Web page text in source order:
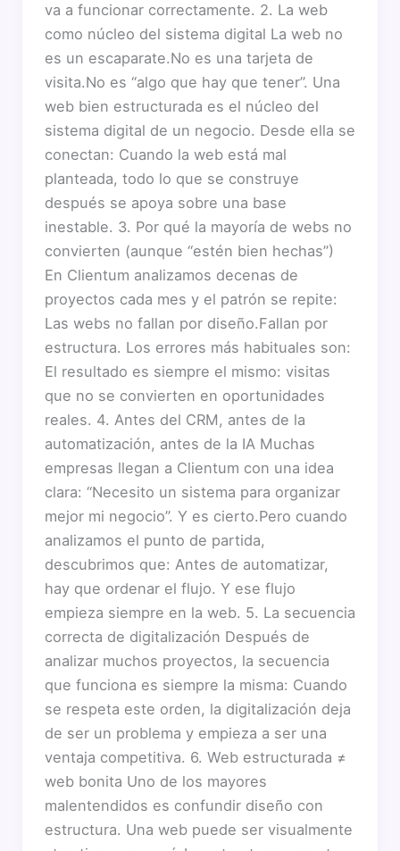
va a funcionar correctamente. 2. La web
como núcleo del sistema digital La web no
es un escaparate.No es una tarjeta de
visita.No es “algo que hay que tener”. Una
web bien estructurada es el núcleo del
sistema digital de un negocio. Desde ella se
conectan: Cuando la web está mal
planteada, todo lo que se construye
después se apoya sobre una base
inestable. 3. Por qué la mayoría de webs no
convierten (aunque “estén bien hechas”)
En Clientum analizamos decenas de
proyectos cada mes y el patrón se repite:
Las webs no fallan por diseño.Fallan por
estructura. Los errores más habituales son:
El resultado es siempre el mismo: visitas
que no se convierten en oportunidades
reales. 4. Antes del CRM, antes de la
automatización, antes de la IA Muchas
empresas llegan a Clientum con una idea
clara: “Necesito un sistema para organizar
mejor mi negocio”. Y es cierto.Pero cuando
analizamos el punto de partida,
descubrimos que: Antes de automatizar,
hay que ordenar el flujo. Y ese flujo
empieza siempre en la web. 5. La secuencia
correcta de digitalización Después de
analizar muchos proyectos, la secuencia
que funciona es siempre la misma: Cuando
se respeta este orden, la digitalización deja
de ser un problema y empieza a ser una
ventaja competitiva. 6. Web estructurada ≠
web bonita Uno de los mayores
malentendidos es confundir diseño con
estructura. Una web puede ser visualmente